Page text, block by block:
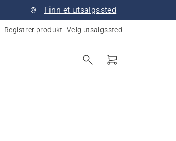
Finn et utsalgssted
Registrer produkt Velg utsalgssted